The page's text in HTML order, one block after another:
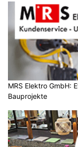
MRS Elektro GmbH:
Bauprojekte